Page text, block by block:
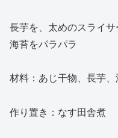
長芋を、太めのスライサ
海苔をパラパラ
材料：あじ干物、長芋
作り置き：なす田舎煮